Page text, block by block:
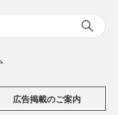
広告掲載のご案内